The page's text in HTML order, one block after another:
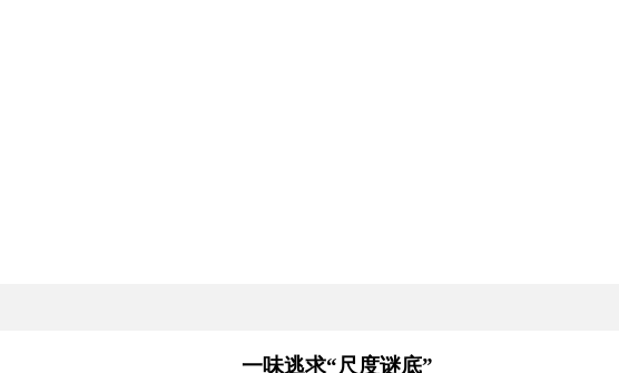
一味逃求“尺度谜底”